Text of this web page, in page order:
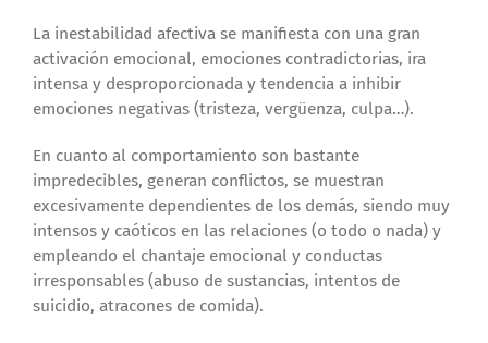
La inestabilidad afectiva se manifiesta con una gran
activación emocional, emociones contradictorias, ira
intensa y desproporcionada y tendencia a inhibir
emociones negativas (tristeza, vergüenza, culpa…).
En cuanto al comportamiento son bastante
impredecibles, generan conflictos, se muestran
excesivamente dependientes de los demás, siendo muy
intensos y caóticos en las relaciones (o todo o nada) y
empleando el chantaje emocional y conductas
irresponsables (abuso de sustancias, intentos de
suicidio, atracones de comida).